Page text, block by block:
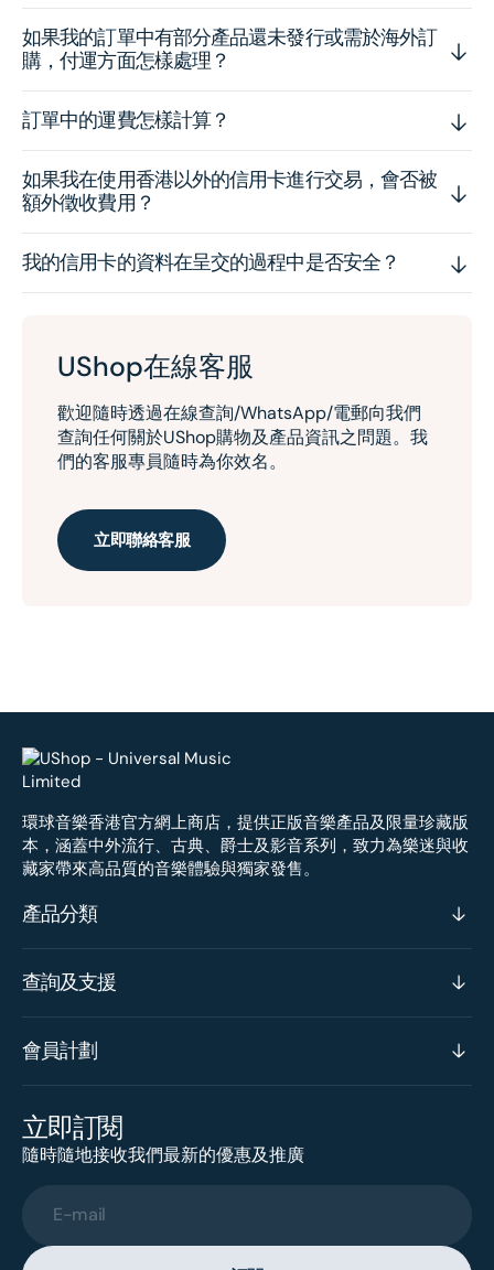
如果我的訂單中有部分產品還未發行或需於海外訂
購，付運方面怎樣處理？
訂單中的運費怎樣計算？
如果我在使用香港以外的信用卡進行交易，會否被
額外徵收費用？
我的信用卡的資料在呈交的過程中是否安全？
UShop在線客服
歡迎隨時透過在線查詢/WhatsApp/電郵向我們
查詢任何關於UShop購物及產品資訊之問題。我
們的客服專員隨時為你效名。
立即聯絡客服
環球音樂香港官方網上商店，提供正版音樂產品及限量珍藏版
本，涵蓋中外流行、古典、爵士及影音系列，致力為樂迷與收
藏家帶來高品質的音樂體驗與獨家發售。
產品分類
查詢及支援
會員計劃
立即訂閱
隨時隨地接收我們最新的優惠及推廣
E-mail